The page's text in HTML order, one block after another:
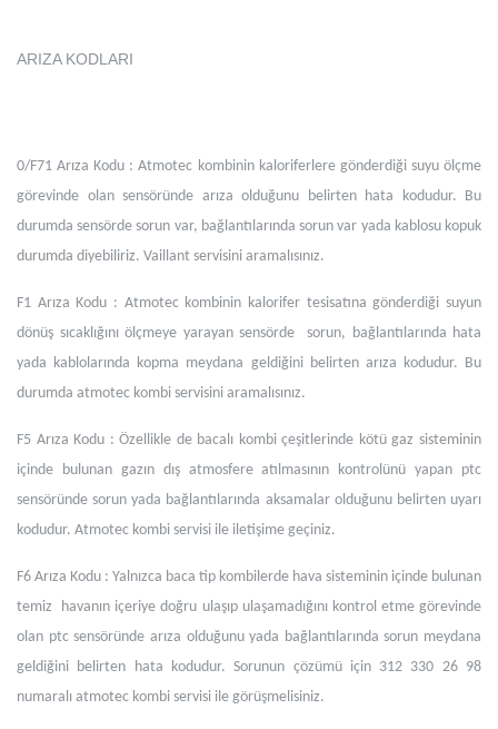
ARIZA KODLARI
0/F71 Arıza Kodu : Atmotec kombinin kaloriferlere gönderdiği suyu ölçme
görevinde olan sensöründe arıza olduğunu belirten hata kodudur. Bu
durumda sensörde sorun var, bağlantılarında sorun var yada kablosu kopuk
durumda diyebiliriz. Vaillant servisini aramalısınız.
F1 Arıza Kodu : Atmotec kombinin kalorifer tesisatına gönderdiği suyun
dönüş sıcaklığını ölçmeye yarayan sensörde sorun, bağlantılarında hata
yada kablolarında kopma meydana geldiğini belirten arıza kodudur. Bu
durumda atmotec kombi servisini aramalısınız.
F5 Arıza Kodu : Özellikle de bacalı kombi çeşitlerinde kötü gaz sisteminin
içinde bulunan gazın dış atmosfere atılmasının kontrolünü yapan ptc
sensöründe sorun yada bağlantılarında aksamalar olduğunu belirten uyarı
kodudur. Atmotec kombi servisi ile iletişime geçiniz.
F6 Arıza Kodu : Yalnızca baca tip kombilerde hava sisteminin içinde bulunan
temiz havanın içeriye doğru ulaşıp ulaşamadığını kontrol etme görevinde
olan ptc sensöründe arıza olduğunu yada bağlantılarında sorun meydana
geldiğini belirten hata kodudur. Sorunun çözümü için 312 330 26 98
numaralı atmotec kombi servisi ile görüşmelisiniz.